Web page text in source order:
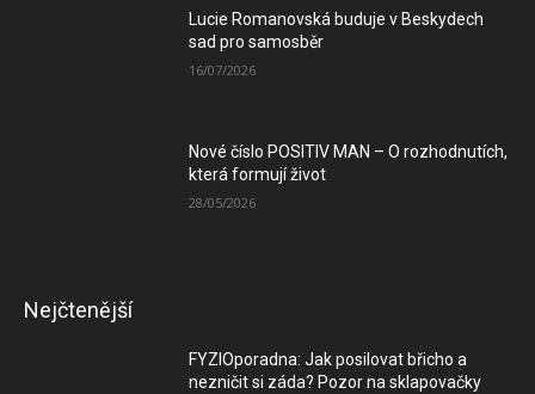
Lucie Romanovská buduje v Beskydech
sad pro samosběr
16/07/2026
Nové číslo POSITIV MAN – O rozhodnutích,
která formují život
28/05/2026
Nejčtenější
FYZIOporadna: Jak posilovat břicho a
nezničit si záda? Pozor na sklapovačky